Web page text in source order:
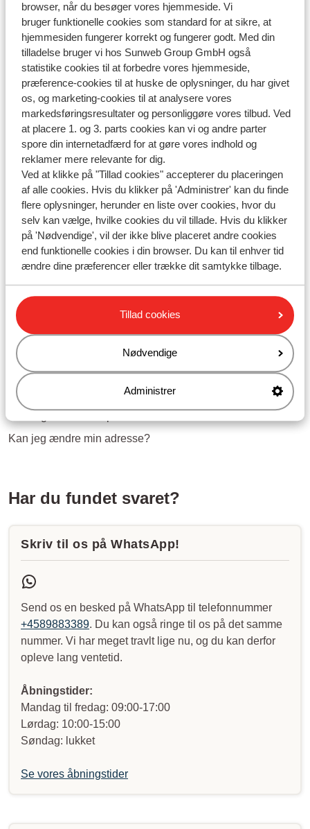
browser, når du besøger vores hjemmeside. Vi
bruger funktionelle cookies som standard for at sikre, at
hjemmesiden fungerer korrekt og fungerer godt. Med din
tilladelse bruger vi hos Sunweb Group GmbH også
statistike cookies til at forbedre vores hjemmeside,
præference-cookies til at huske de oplysninger, du har givet
os, og marketing-cookies til at analysere vores
markedsføringsresultater og personliggøre vores tilbud. Ved
at placere 1. og 3. parts cookies kan vi og andre parter
spore din internetadfærd for at gøre vores indhold og
reklamer mere relevante for dig.
Ved at klikke på "Tillad cookies" accepterer du placeringen
af alle cookies. Hvis du klikker på 'Administrer' kan du finde
flere oplysninger, herunder en liste over cookies, hvor du
selv kan vælge, hvilke cookies du vil tillade. Hvis du klikker
på 'Nødvendige', vil der ikke blive placeret andre cookies
end funktionelle cookies i din browser. Du kan til enhver tid
ændre dine præferencer eller trække dit samtykke tilbage.
Tillad cookies
Nødvendige
Administrer
Hvordan ændrer jeg primær chauffør i Sunweb-appen?
Åbn din booking i Sunweb-appen
Klik på "Tilvalg"
Vælg "Billeje" og klik på "Rediger"
Vælg den ønskede primær chauffør og bekræft, at chaufføren
har et kreditkort med pinkode ved at markere boksen
Klik på "Gem"
Klikher for mere information om billeje.
Spørgsmål om det samme emne
Kan jeg bestille og ændre yderligere tilvalg på Mit Sunweb/i
Sunweb appen?
Kan jeg ændre en titel?
Kan jeg ændre et navn?
Kan jeg ændre en fødselsdato?
Relaterede spørgsmål
Hvor og hvornår kan jeg afhente og aflevere min lejebil?
Kan jeg tilkøbe eller ændre lejebil?
Kan jeg ændre min adresse?
Har du fundet svaret?
Skriv til os på WhatsApp!
Send os en besked på WhatsApp til telefonnummer
+4589883389. Du kan også ringe til os på det samme
nummer. Vi har meget travlt lige nu, og du kan derfor
opleve lang ventetid.
Åbningstider:
Mandag til fredag: 09:00-17:00
Lørdag: 10:00-15:00
Søndag: lukket
Se vores åbningstider